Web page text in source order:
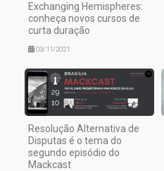
Exchanging Hemispheres:
conheça novos cursos de
curta duração
03/11/2021
Resolução Alternativa de
Disputas é o tema do
segundo episódio do
Mackcast